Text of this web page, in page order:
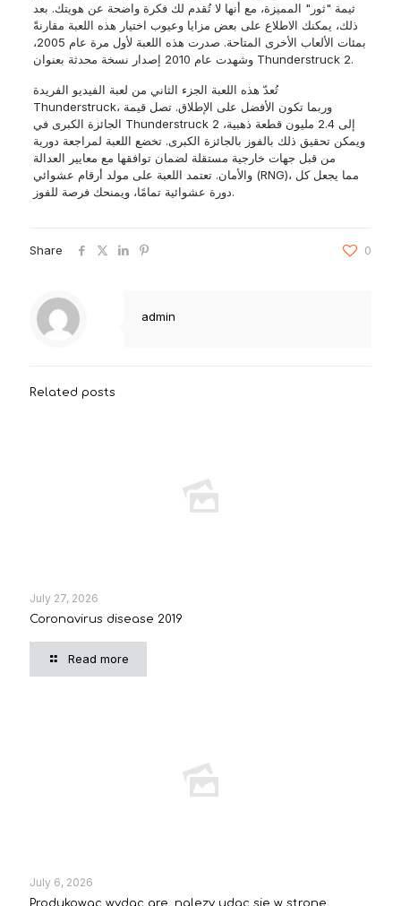
ثيمة "ثور" المميزة، مع أنها لا تُقدم لك فكرة واضحة عن هويتك. بعد
ذلك، يمكنك الاطلاع على بعض مزايا وعيوب اختيار هذه اللعبة مقارنةً
بمئات الألعاب الأخرى المتاحة. صدرت هذه اللعبة لأول مرة عام 2005،
وشهدت عام 2010 إصدار نسخة محدثة بعنوان Thunderstruck 2.
تُعدّ هذه اللعبة الجزء الثاني من لعبة الفيديو الفريدة
Thunderstruck، وربما تكون الأفضل على الإطلاق. تصل قيمة
الجائزة الكبرى في Thunderstruck 2 إلى 2.4 مليون قطعة ذهبية،
ويمكن تحقيق ذلك بالفوز بالجائزة الكبرى. تخضع اللعبة لمراجعة دورية
من قبل جهات خارجية مستقلة لضمان توافقها مع معايير العدالة
والأمان. تعتمد اللعبة على مولد أرقام عشوائي (RNG)، مما يجعل كل
دورة عشوائية تمامًا، ويمنحك فرصة للفوز.
Share 0
admin
Related posts
July 27, 2026
Coronavirus disease 2019
Read more
July 6, 2026